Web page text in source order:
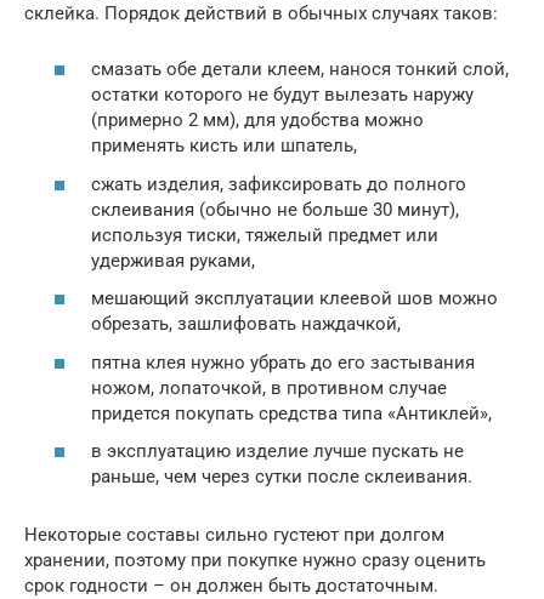
склейка. Порядок действий в обычных случаях таков:
смазать обе детали клеем, нанося тонкий слой,
остатки которого не будут вылезать наружу
(примерно 2 мм), для удобства можно
применять кисть или шпатель,
сжать изделия, зафиксировать до полного
склеивания (обычно не больше 30 минут),
используя тиски, тяжелый предмет или
удерживая руками,
мешающий эксплуатации клеевой шов можно
обрезать, зашлифовать наждачкой,
пятна клея нужно убрать до его застывания
ножом, лопаточкой, в противном случае
придется покупать средства типа «Антиклей»,
в эксплуатацию изделие лучше пускать не
раньше, чем через сутки после склеивания.
Некоторые составы сильно густеют при долгом
хранении, поэтому при покупке нужно сразу оценить
срок годности – он должен быть достаточным.